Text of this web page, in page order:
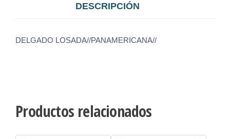
DESCRIPCIÓN
DELGADO LOSADA//PANAMERICANA//
Productos relacionados